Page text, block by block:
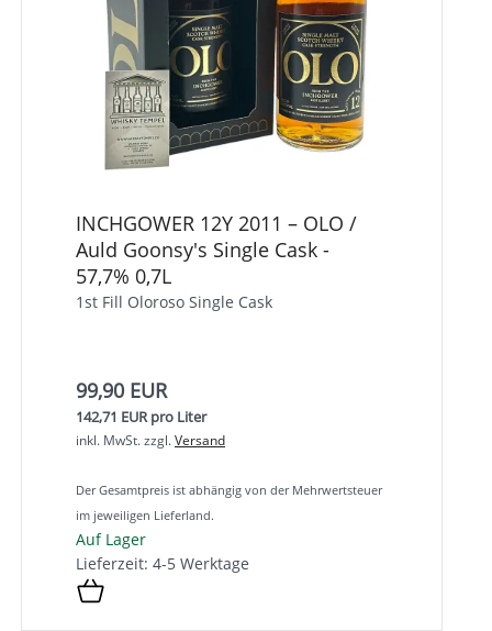
INCHGOWER 12Y 2011 – OLO /
Auld Goonsy's Single Cask -
57,7% 0,7L
1st Fill Oloroso Single Cask
99,90 EUR
142,71 EUR pro Liter
inkl. MwSt.zzgl.Versand
Der Gesamtpreis ist abhängig von der Mehrwertsteuer
im jeweiligen Lieferland.
Auf Lager
Lieferzeit: 4-5 Werktage